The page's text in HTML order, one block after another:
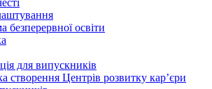
безперервної освіти
для випускників
створення Центрів розвитку кар’єри